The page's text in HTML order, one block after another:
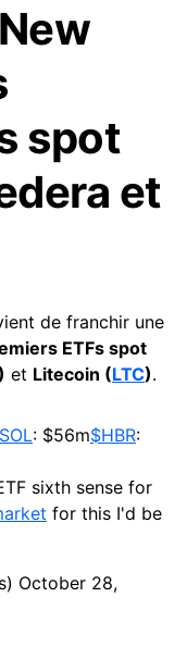
spot
et
de franchir une
ETFs spot
et Litecoin (LTC).
: $56m$HBR:
sixth sense for
for this I'd be
October 28,